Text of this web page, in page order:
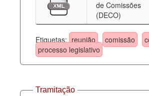
de Comissões
(DECO)
Etiquetas: reunião comissão
processo legislativo
Tramitação